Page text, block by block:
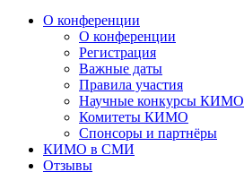
О конференции
О конференции
Регистрация
Важные даты
Правила участия
Научные конкурсы КИМО
Комитеты КИМО
Спонсоры и партнёры
КИМО в СМИ
Отзывы